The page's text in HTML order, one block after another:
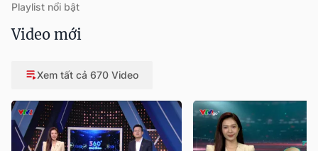
Playlist nổi bật
Video mới
Xem tất cả 670 Video